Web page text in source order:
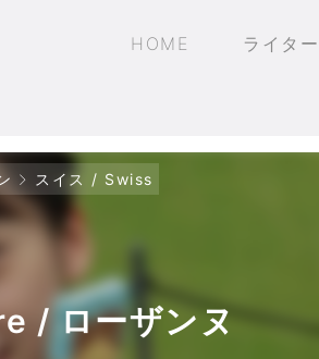
HOME ライター
スイス / Swiss
/ ローザンヌ